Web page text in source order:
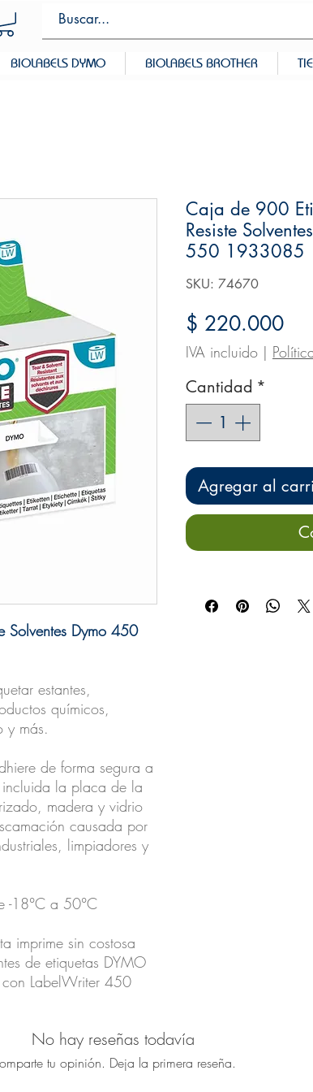
BIOLABELS DYMO BIOLABELS BROTHER
Solventes Dymo 450
estantes,
químicos,
y más.
de forma segura a
incluida la placa de la
madera y vidrio
causada por
limpiadores y
-18°C a 50°C
imprime sin costosa
de etiquetas DYMO
LabelWriter 450
Caja de 900
Resiste
550 1933085
SKU: 74670
$ 220.000
IVA incluido |
Cantidad *
Agregar al
No hay reseñas todavía
tu opinión. Deja la primera reseña.